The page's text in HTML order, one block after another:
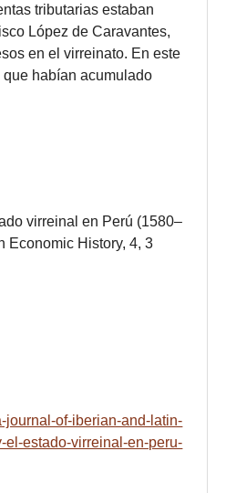
tributarias estaban
López de Caravantes,
en el virreinato. En este
habían acumulado
virreinal en Perú (1580–
Economic History, 4, 3
journal-of-iberian-and-latin-
el-estado-virreinal-en-peru-